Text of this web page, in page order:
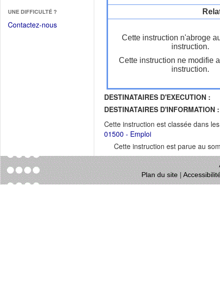
fenêtre)
une
nouvelle
UNE DIFFICULTÉ ?
Contactez-nous
Cette instruction n'abroge
instruction.
Cette instruction ne modifie
instruction.
DESTINATAIRES D'EXECUTION :
DESTINATAIRES D'INFORMATION :
Cette instruction est classée dans
01500 - Emploi
Cette instruction est parue au
Plan du site|